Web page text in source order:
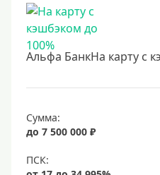
Альфа БанкНа карту с
Сумма:
до 7 500 000 ₽